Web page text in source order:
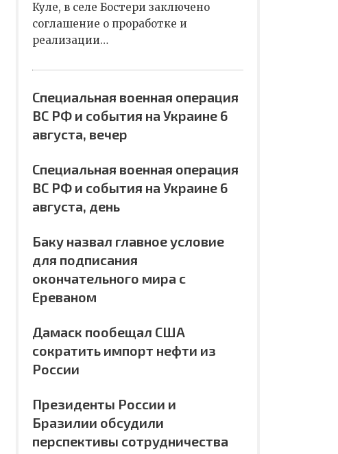
Куле, в селе Бостери заключено
соглашение о проработке и
реализации…
Специальная военная операция
ВС РФ и события на Украине 6
августа, вечер
Специальная военная операция
ВС РФ и события на Украине 6
августа, день
Баку назвал главное условие
для подписания
окончательного мира с
Ереваном
Дамаск пообещал США
сократить импорт нефти из
России
Президенты России и
Бразилии обсудили
перспективы сотрудничества